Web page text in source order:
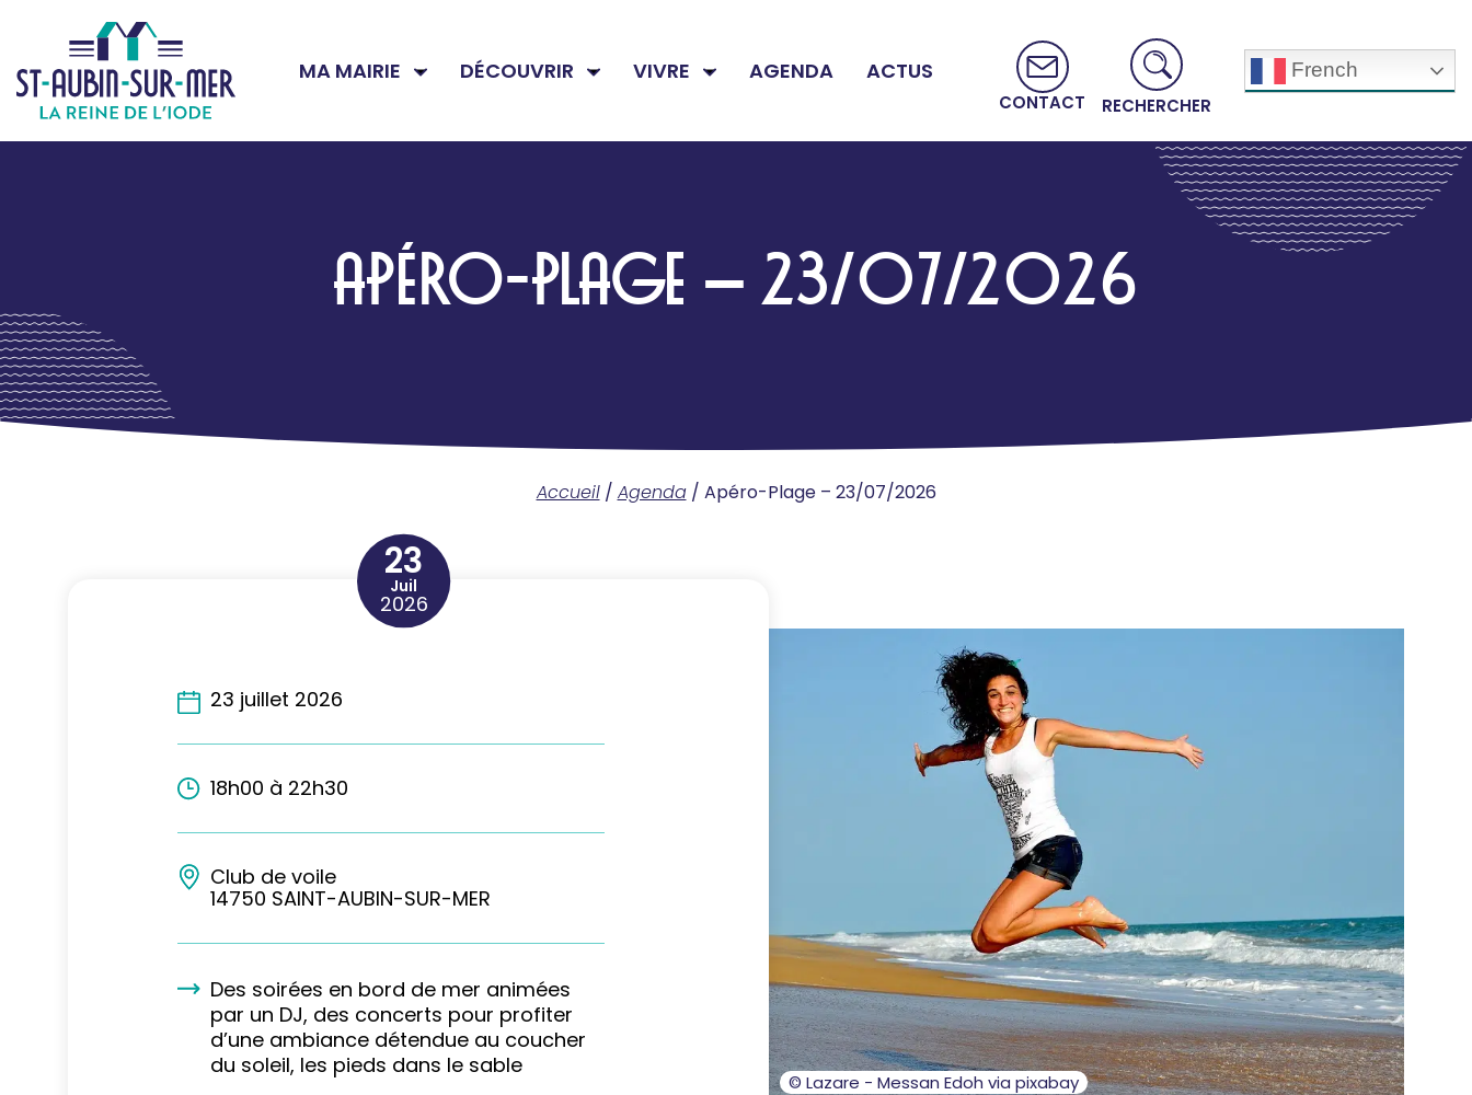
MA MAIRIE DÉCOUVRIR VIVRE AGENDA ACTUS
CONTACT RECHERCHER
French
APÉRO-PLAGE – 23/07/2026
Accueil/ Agenda/ Apéro-Plage – 23/07/2026
© Lazare - Messan Edoh via pixabay
23
Juil
2026
23 juillet 2026
18h00 à 22h30
Club de voile
14750 SAINT-AUBIN-SUR-MER
Des soirées en bord de mer animées
par un DJ, des concerts pour profiter
d’une ambiance détendue au coucher
du soleil, les pieds dans le sable